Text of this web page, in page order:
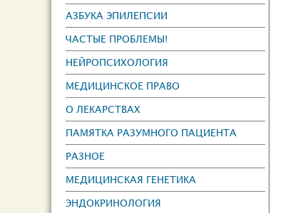
АЗБУКА ЭПИЛЕПСИИ
ЧАСТЫЕ ПРОБЛЕМЫ!
НЕЙРОПСИХОЛОГИЯ
МЕДИЦИНСКОЕ ПРАВО
О ЛЕКАРСТВАХ
ПАМЯТКА РАЗУМНОГО ПАЦИЕНТА
РАЗНОЕ
МЕДИЦИНСКАЯ ГЕНЕТИКА
ЭНДОКРИНОЛОГИЯ